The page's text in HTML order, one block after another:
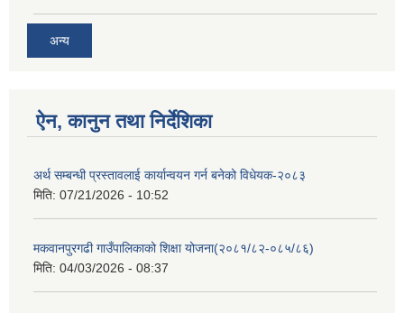
अन्य
ऐन, कानुन तथा निर्देशिका
अर्थ सम्बन्धी प्रस्तावलाई कार्यान्वयन गर्न बनेको विधेयक-२०८३
मिति: 07/21/2026 - 10:52
मकवानपुरगढी गाउँपालिकाको शिक्षा योजना(२०८१/८२-०८५/८६)
मिति: 04/03/2026 - 08:37